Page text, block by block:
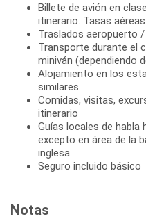
Billete de avión en
itinerario. Tasas aéreas
Traslados aeropuerto
Transporte durante el
miniván (dependiendo
Alojamiento en los
similares
Comidas, visitas,
itinerario
Guías locales de habla
excepto en área de la
inglesa
Seguro incluido básico
Notas